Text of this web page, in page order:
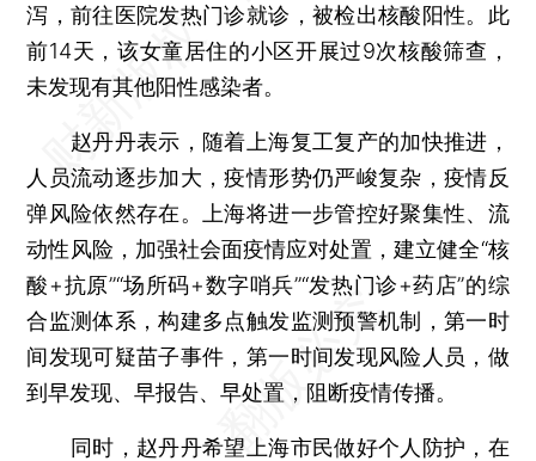
泻，前往医院发热门诊就诊，被检出核酸阳性。此
前14天，该女童居住的小区开展过9次核酸筛查，
未发现有其他阳性感染者。
赵丹丹表示，随着上海复工复产的加快推进，
人员流动逐步加大，疫情形势仍严峻复杂，疫情反
弹风险依然存在。上海将进一步管控好聚集性、流
动性风险，加强社会面疫情应对处置，建立健全“核
酸+抗原”“场所码+数字哨兵”“发热门诊+药店”的综
合监测体系，构建多点触发监测预警机制，第一时
间发现可疑苗子事件，第一时间发现风险人员，做
到早发现、早报告、早处置，阻断疫情传播。
同时，赵丹丹希望上海市民做好个人防护，在